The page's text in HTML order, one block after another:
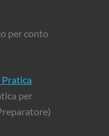
per conto
per